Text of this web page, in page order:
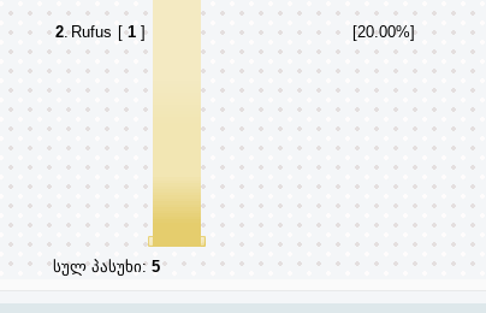
2.Rufus [1] [20.00%]
სულ პასუხი: 5